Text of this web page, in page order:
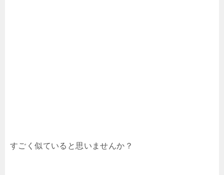
すごく似ていると思いませんか？